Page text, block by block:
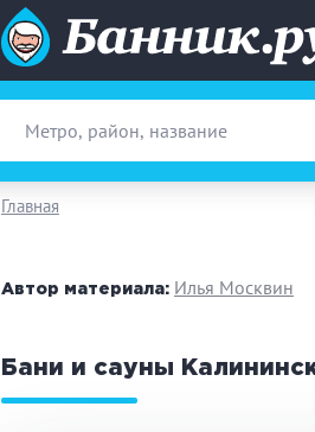
Вид парной
Вместимость
Главная
Автор материала: Илья Москвин
Бани и сауны